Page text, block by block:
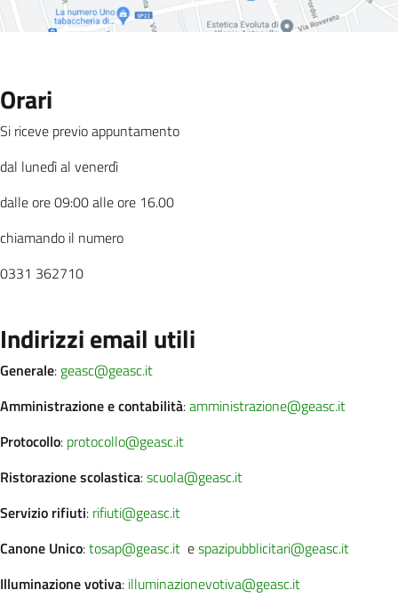
Orari
Si riceve previo appuntamento
dal lunedì al venerdì
dalle ore 09:00 alle ore 16.00
chiamando il numero
0331 362710
Indirizzi email utili
Generale: geasc@geasc.it
Amministrazione e contabilità:amministrazione@geasc.it
Protocollo: protocollo@geasc.it
Ristorazione scolastica:scuola@geasc.it
Servizio rifiuti: rifiuti@geasc.it
Canone Unico:tosap@geasc.it espazipubblicitari@geasc.it
Illuminazione votiva: illuminazionevotiva@geasc.it